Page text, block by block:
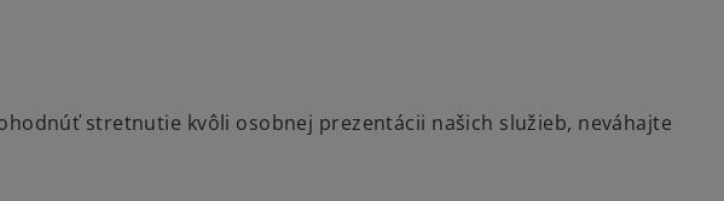
stretnutie kvôli osobnej prezentácii našich služieb, neváhajte